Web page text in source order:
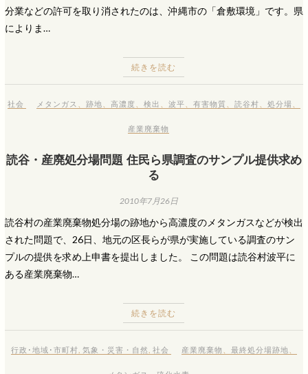
分業などの許可を取り消されたのは、沖縄市の「倉敷環境」です。県
によりま…
続きを読む
社会 メタンガス 跡地 高濃度 検出 波平 有害物質 読谷村 処分場
産業廃棄物
読谷・産廃処分場問題 住民ら県調査のサンプル提供求め
る
2010年7月26日
読谷村の産業廃棄物処分場の跡地から高濃度のメタンガスなどが検出
された問題で、26日、地元の区長らが県が実施している調査のサン
プルの提供を求め上申書を提出しました。 この問題は読谷村波平に
ある産業廃棄物…
続きを読む
行政･地域･市町村 気象・災害・自然 社会 産業廃棄物 最終処分場跡地